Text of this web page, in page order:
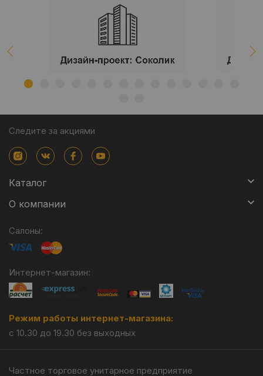
Следите за акциями
Каталог
О компании
Салоны:
Интернет-магазин:
Режим работы интернет-магазина:
с 10.30 до 19.30 без выходных
Частное торговое унитарное предприятие